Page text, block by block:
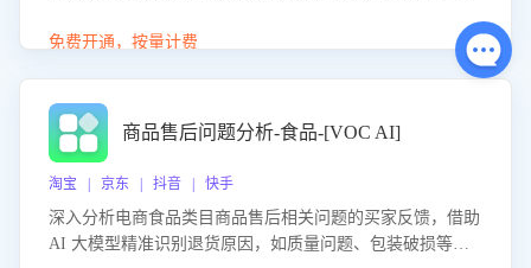
力商家优化产品或服务，实现销售额的显著提升。
免费开通，按量计费
商品售后问题分析-食品-[VOC AI]
淘宝 | 京东 | 抖音 | 快手
深入分析电商食品类目商品售后相关问题的买家反馈，借助
AI 大模型精准识别退货原因，如质量问题、包装破损等，